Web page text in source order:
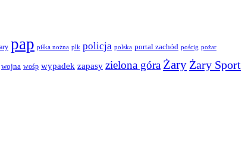
pap piłka nożna plk policja polska portal zachód pościg pożar
wojna wośp wypadek zapasy zielona góra Żary Żary Sport